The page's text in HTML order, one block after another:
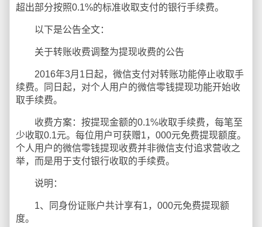
超出部分按照0.1%的标准收取支付的银行手续费。
以下是公告全文：
关于转账收费调整为提现收费的公告
2016年3月1日起，微信支付对转账功能停止收取手
续费。同日起，对个人用户的微信零钱提现功能开始收
取手续费。
收费方案：按提现金额的0.1%收取手续费，每笔至
少收取0.1元。每位用户可获赠1，000元免费提现额度。
个人用户的微信零钱提现收费并非微信支付追求营收之
举，而是用于支付银行收取的手续费。
说明：
1、同身份证账户共计享有1，000元免费提现额
度。